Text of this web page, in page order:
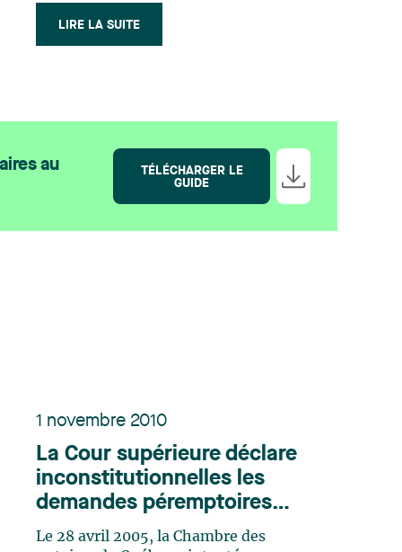
au
TÉLÉCHARGER LE
GUIDE
messages électroniques commerciaux
non sollicités, une nouvelle série
LIRE LA SUITE
1 novembre 2010
La Cour supérieure déclare
inconstitutionnelles les
demandes péremptoires
adressées par l'Agence du
Le 28 avril 2005, la Chambre des